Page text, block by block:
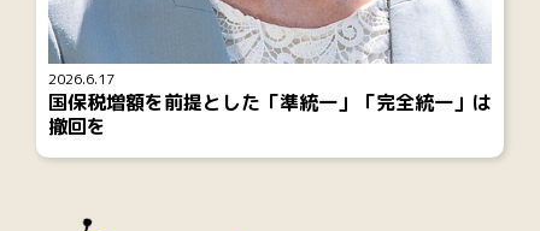
2026.6.17
国保税増額を前提とした「準統一」「完全統一」は
撤回を